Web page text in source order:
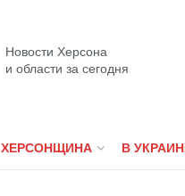
Новости Херсона
и области за сегодня
ХЕРСОНЩИНА В